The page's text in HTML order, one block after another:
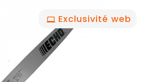
Exclusivité web